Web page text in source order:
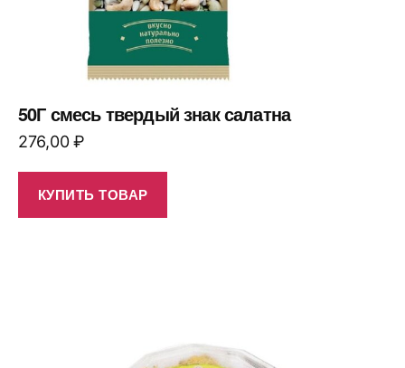
50Г смесь твердый знак салатна
276,00₽
КУПИТЬ ТОВАР